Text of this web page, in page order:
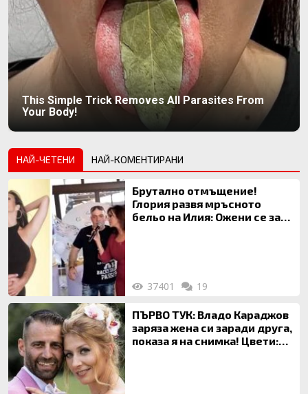
This Simple Trick Removes All Parasites From
Your Body!
НАЙ-ЧЕТЕНИ НАЙ-КОМЕНТИРАНИ
Брутално отмъщение!
Глория развя мръсното
бельо на Илия: Ожени се за
37401 19
ПЪРВО ТУК: Владо Караджов
заряза жена си заради друга,
показа я на снимка! Цвети: